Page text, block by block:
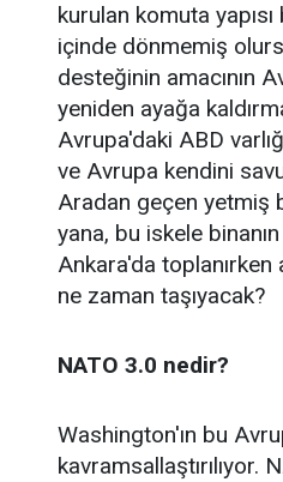
kurulan komuta
içinde dönmemiş
desteğinin amacının
yeniden ayağa
Avrupa'daki ABD
ve Avrupa kendini
Aradan geçen yetmiş
yana, bu iskele
Ankara'da toplanırken
ne zaman taşıyacak?
NATO 3.0 nedir?
Washington'ın bu
kavramsallaştırılıyor.